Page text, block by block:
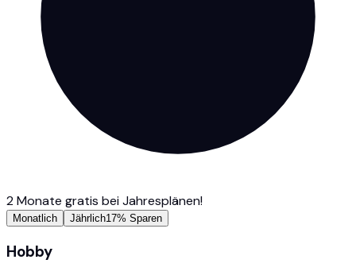
2 Monate gratis bei Jahresplänen!
Monatlich Jährlich17% Sparen
Hobby